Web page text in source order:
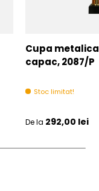
Cupa
capac, 2087/P
Stoc limitat!
Pret initial
De la 292,00 lei